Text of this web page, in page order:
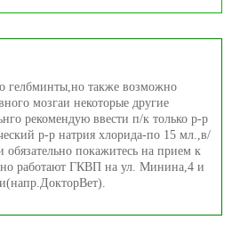
гелбминты,но также возможно
мозгаи некоторые другие
рекомендую ввести п/к только р-р
р-р натрия хлорида-по 15 мл.,в/
покажитесь на прием к
работают ГКВП на ул. Минина,4 и